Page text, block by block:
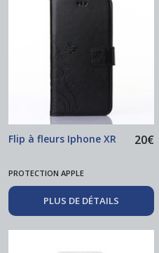
Flip à fleurs Iphone XR 20€
PROTECTION APPLE
PLUS DE DÉTAILS